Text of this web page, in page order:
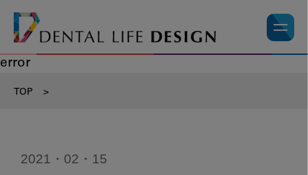
error
TOP >
2021・02・15